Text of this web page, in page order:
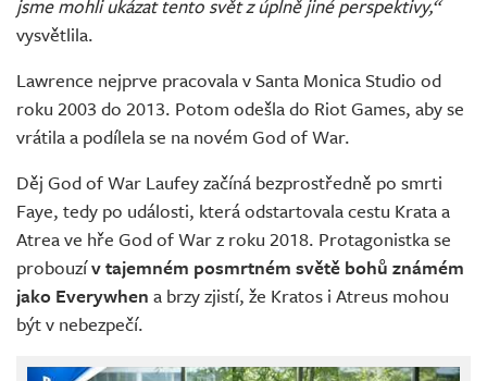
jsme mohli ukázat tento svět z úplně jiné perspektivy,“
vysvětlila.
Lawrence nejprve pracovala v Santa Monica Studio od
roku 2003 do 2013. Potom odešla do Riot Games, aby se
vrátila a podílela se na novém God of War.
Děj God of War Laufey začíná bezprostředně po smrti
Faye, tedy po události, která odstartovala cestu Krata a
Atrea ve hře God of War z roku 2018. Protagonistka se
probouzív tajemném posmrtném světě bohů známém
jako Everywhen a brzy zjistí, že Kratos i Atreus mohou
být v nebezpečí.